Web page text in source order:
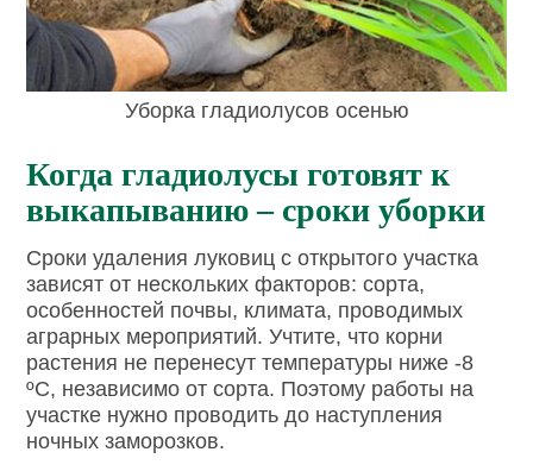
Уборка гладиолусов осенью
Когда гладиолусы готовят к
выкапыванию – сроки уборки
Сроки удаления луковиц с открытого участка
зависят от нескольких факторов: сорта,
особенностей почвы, климата, проводимых
аграрных мероприятий. Учтите, что корни
растения не перенесут температуры ниже -8
ºС, независимо от сорта. Поэтому работы на
участке нужно проводить до наступления
ночных заморозков.